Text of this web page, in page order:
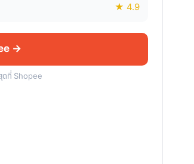
★ 4.9
→
ดที่ Shopee